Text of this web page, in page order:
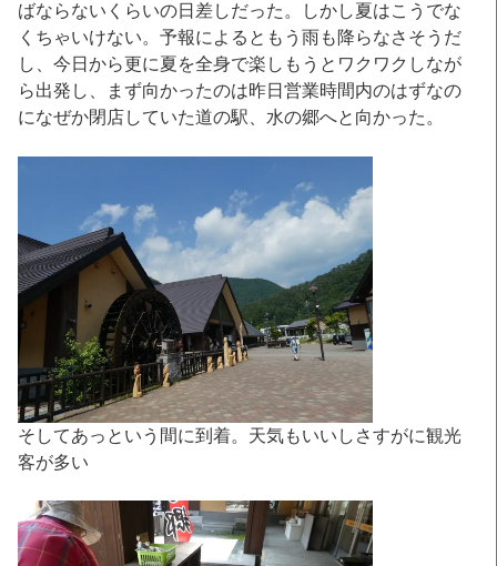
ばならないくらいの日差しだった。しかし夏はこうでな
くちゃいけない。予報によるともう雨も降らなさそうだ
し、今日から更に夏を全身で楽しもうとワクワクしなが
ら出発し、まず向かったのは昨日営業時間内のはずなの
になぜか閉店していた道の駅、水の郷へと向かった。
そしてあっという間に到着。天気もいいしさすがに観光
客が多い